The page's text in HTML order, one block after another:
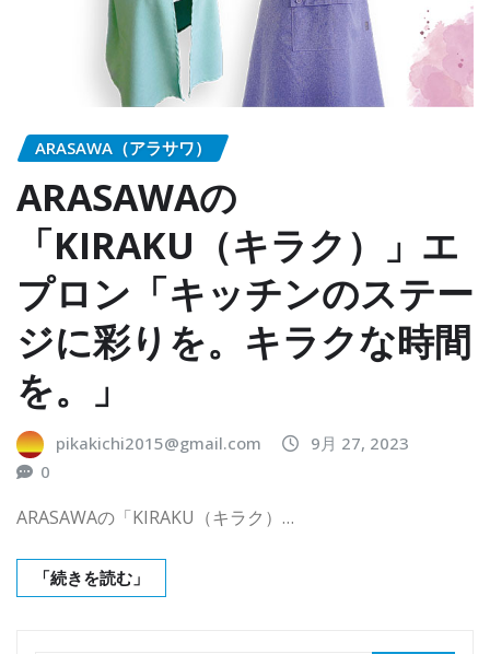
ARASAWA（アラサワ）
ARASAWAの
「KIRAKU（キラク）」エ
プロン「キッチンのステー
ジに彩りを。キラクな時間
を。」
pikakichi2015@gmail.com
9月 27, 2023
0
ARASAWAの「KIRAKU（キラク）…
「続きを読む」